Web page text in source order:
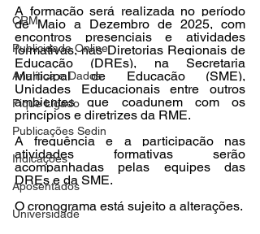
CRM
Publicidade Online
Analítica e Dados
Fique Ligado
Publicações Sedin
Indicações
Aposentados
Universidade
A formação será realizada no período
de Maio a Dezembro de 2025, com
encontros presenciais e atividades
formativas, nas Diretorias Regionais de
Educação (DREs), na Secretaria
Municipal de Educação (SME),
Unidades Educacionais entre outros
ambientes que coadunem com os
princípios e diretrizes da RME.
A frequência e a participação nas
atividades formativas serão
acompanhadas pelas equipes das
DREs e da SME.
O cronograma está sujeito a alterações.